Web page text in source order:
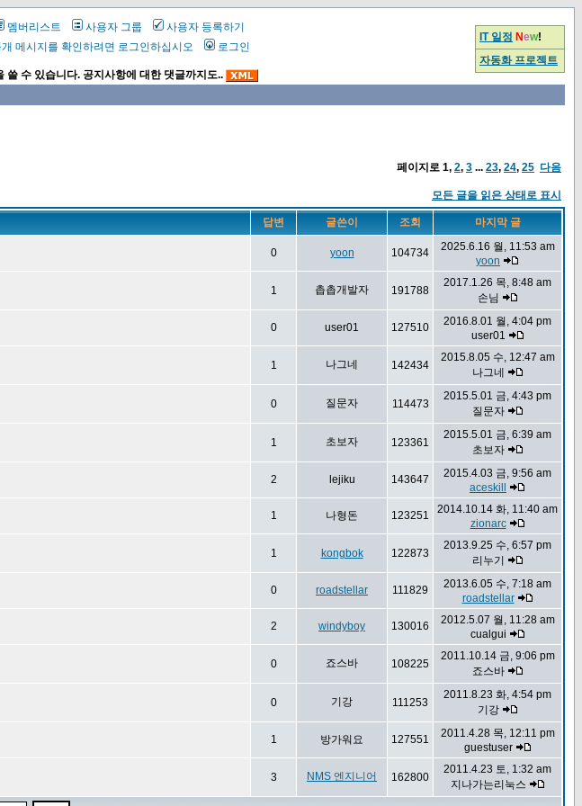
멤버리스트 사용자 그룹
사용자 등록하기
개 메시지를 확인하려면 로그인하십시오 로그인
쓸 수 있습니다. 공지사항에 대한 댓글까지도..
IT 일정 New!
자동화 프로젝트
페이지로 1, 2, 3 ... 23, 24, 25 다음
모든 글을 읽은 상태로 표시
답변 글쓴이 조회 마지막 글
0 yoon 104734
2025.6.16 월, 11:53 am
yoon
1 촙촙개발자 191788
2017.1.26 목, 8:48 am
손님
0 user01 127510
2016.8.01 월, 4:04 pm
user01
1 나그네 142434
2015.8.05 수, 12:47 am
나그네
0 질문자 114473
2015.5.01 금, 4:43 pm
질문자
1 초보자 123361
2015.5.01 금, 6:39 am
초보자
2 lejiku 143647
2015.4.03 금, 9:56 am
aceskill
1 나형돈 123251
2014.10.14 화, 11:40 am
zionarc
1 kongbok 122873
2013.9.25 수, 6:57 pm
리누기
0 roadstellar 111829
2013.6.05 수, 7:18 am
roadstellar
2 windyboy 130016
2012.5.07 월, 11:28 am
cualgui
0 죠스바 108225
2011.10.14 금, 9:06 pm
죠스바
0 기강 111253
2011.8.23 화, 4:54 pm
기강
1 방가워요 127551
2011.4.28 목, 12:11 pm
guestuser
3 NMS 엔지니어 162800
2011.4.23 토, 1:32 am
지나가는리눅스